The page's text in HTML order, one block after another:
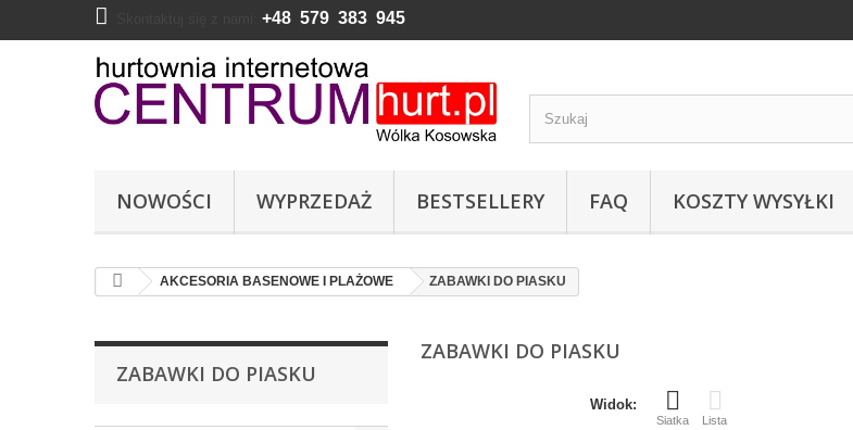
+48 579 383 945
NOWOŚCI WYPRZEDAŻ BESTSELLERY FAQ KOSZTY WYSYŁKI
AKCESORIA BASENOWE I PLAŻOWE ZABAWKI DO PIASKU
ZABAWKI DO PIASKU
ZABAWKI DO PIASKU
Widok:
Siatka Lista